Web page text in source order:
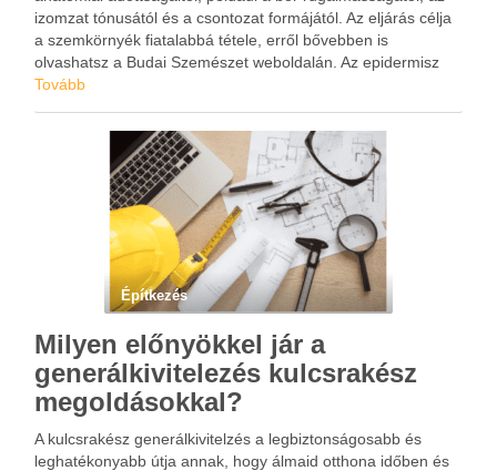
izomzat tónusától és a csontozat formájától. Az eljárás célja
a szemkörnyék fiatalabbá tétele, erről bővebben is
olvashatsz a Budai Szemészet weboldalán. Az epidermisz
vastagsága nagyon fontos, mivel tömörebb bőr esetén a
Tovább
Építkezés
Milyen előnyökkel jár a
generálkivitelezés kulcsrakész
megoldásokkal?
A kulcsrakész generálkivitelzés a legbiztonságosabb és
leghatékonyabb útja annak, hogy álmaid otthona időben és